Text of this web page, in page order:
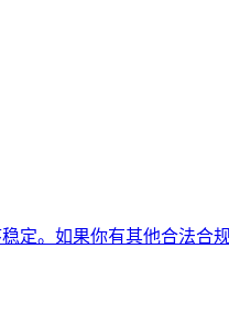
定。如果你有其他合法合